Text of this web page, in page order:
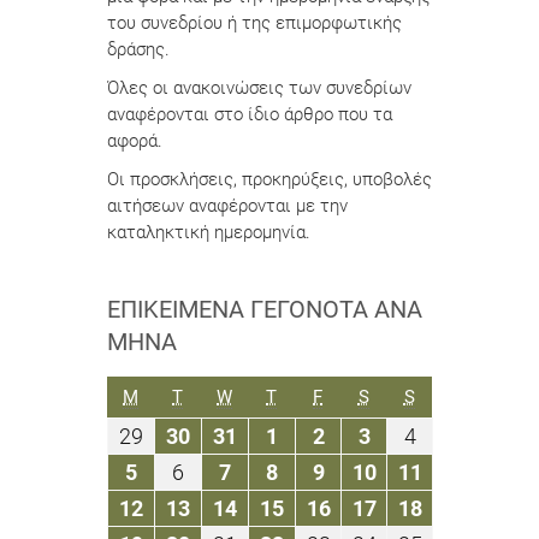
του συνεδρίου ή της επιμορφωτικής
δράσης.
Όλες οι ανακοινώσεις των συνεδρίων
αναφέρονται στο ίδιο άρθρο που τα
αφορά.
Οι προσκλήσεις, προκηρύξεις, υποβολές
αιτήσεων αναφέρονται με την
καταληκτική ημερομηνία.
ΕΠΙΚΕΊΜΕΝΑ ΓΕΓΟΝΌΤΑ ΑΝΆ
ΜΉΝΑ
M ΔΕΥΤΈΡΑ
TΤΡΊΤΗ
WΤΕΤΆΡΤΗ
TΠΈΜΠΤΗ
FΠΑΡΑΣΚΕΥΉ
SΣΆΒΒΑΤΟ
SΚΥΡΙΑΚΉ
29
Μαρτίου
2021
3030
Μαρτίου
2021
31
Μαρτίου
2021
1
Απριλίου
2021
22
Απριλίου
2021
33
Απριλίου
2021
44
Απριλίου
2021
55
Απριλίου
2021
6
Απριλίου
2021
77
Απριλίου
2021
88
Απριλίου
2021
99
Απριλίου
2021
1010
Απριλίου
2021
11
Απριλίου
2021
1212
Απριλίου
1313
Απριλίου
1414
Απριλίου
1515
Απριλίου
1616
Απριλίου
1717
Απριλίου
1818
Απριλίου